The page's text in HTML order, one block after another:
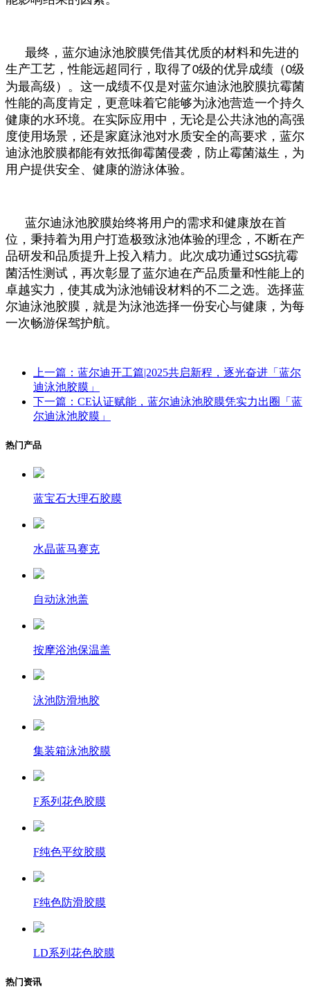
最终，蓝尔迪泳池胶膜凭借其优质的材料和先进的
生产工艺，性能远超同行，取得了0级的优异成绩（0级
为最高级）。这一成绩不仅是对蓝尔迪泳池胶膜抗霉菌
性能的高度肯定，更意味着它能够为泳池营造一个持久
健康的水环境。在实际应用中，无论是公共泳池的高强
度使用场景，还是家庭泳池对水质安全的高要求，蓝尔
迪泳池胶膜都能有效抵御霉菌侵袭，防止霉菌滋生，为
用户提供安全、健康的游泳体验。
蓝尔迪泳池胶膜始终将用户的需求和健康放在首
位，秉持着为用户打造极致泳池体验的理念，不断在产
品研发和品质提升上投入精力。此次成功通过SGS抗霉
菌活性测试，再次彰显了蓝尔迪在产品质量和性能上的
卓越实力，使其成为泳池铺设材料的不二之选。选择蓝
尔迪泳池胶膜，就是为泳池选择一份安心与健康，为每
一次畅游保驾护航。
上一篇：蓝尔迪开工篇|2025共启新程，逐光奋进「蓝尔
迪泳池胶膜」
下一篇：CE认证赋能，蓝尔迪泳池胶膜凭实力出圈「蓝
尔迪泳池胶膜」
热门产品
蓝宝石大理石胶膜
水晶蓝马赛克
自动泳池盖
按摩浴池保温盖
泳池防滑地胶
集装箱泳池胶膜
F系列花色胶膜
F纯色平纹胶膜
F纯色防滑胶膜
LD系列花色胶膜
热门资讯